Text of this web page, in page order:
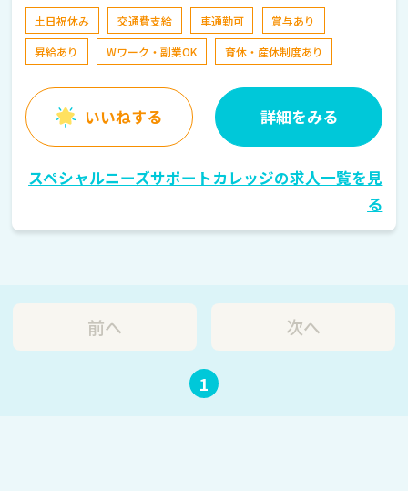
小倉駅 車で7分
土日祝休み 交通費支給 車通勤可
賞与あり
昇給あり
Wワーク・副業OK 育休・産休制度あり
いいねする 詳細をみる
スペシャルニーズサポートカレッジの求人一覧を見
る
前へ
1
次へ